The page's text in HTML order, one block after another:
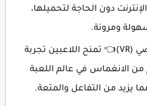
دون الحاجة لتحميلها،
ومرونة.
تقنيات الواقع الافتراضي (VR)👈 تمنح اللاعبين تجربة
الانغماس في عالم اللعبة
يزيد من التفاعل والمتعة.